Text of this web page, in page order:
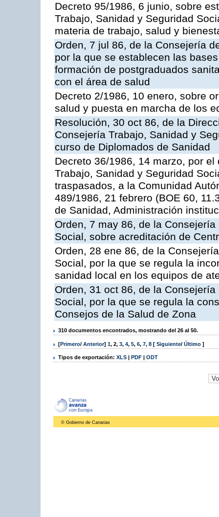
Decreto 95/1986, 6 junio, sobre
Trabajo, Sanidad y Seguridad
materia de trabajo, salud y
Orden, 7 jul 86, de la Consejería
por la que se establecen las
formación de postgraduados
con el área de salud
Decreto 2/1986, 10 enero, sobre
salud y puesta en marcha de los
Resolución, 30 oct 86, de la
Consejería Trabajo, Sanidad y
curso de Diplomados de Sanidad
Decreto 36/1986, 14 marzo, por
Trabajo, Sanidad y Seguridad
traspasados, a la Comunidad
489/1986, 21 febrero (BOE 60,
de Sanidad, Administración
Orden, 7 may 86, de la
Social, sobre acreditación de
Orden, 28 ene 86, de la
Social, por la que se regula la
sanidad local en los equipos de
Orden, 31 oct 86, de la
Social, por la que se regula la
Consejos de la Salud de Zona
310 documentos encontrados, mostrando del 26 al 50.
[Primero/ Anterior] 1, 2, 3, 4, 5, 6, 7, 8 [ Siguiente/ Último ]
Tipos de exportación: XLS | PDF | ODT
© Gobierno de Canarias